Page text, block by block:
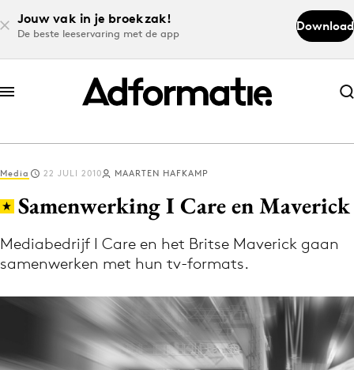
Jouw vak in je broekzak!
De beste leeservaring met de app
Download
Abonneer nu
Abonneer nu
Log in
Download de app
Volg het laatste nieuws via de Adformatie
Media 22 JULI 2010 MAARTEN HAFKAMP
Samenwerking I Care en Maverick
Mediabedrijf I Care en het Britse Maverick gaan
samenwerken met hun tv-formats.